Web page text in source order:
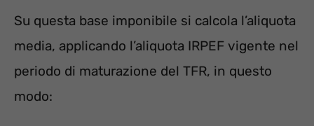
Su questa base imponibile si calcola l’aliquota
media, applicando l’aliquota IRPEF vigente nel
periodo di maturazione del TFR, in questo
modo: